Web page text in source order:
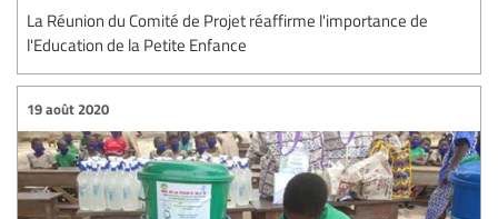
La Réunion du Comité de Projet réaffirme l'importance de
l'Education de la Petite Enfance
19 août 2020